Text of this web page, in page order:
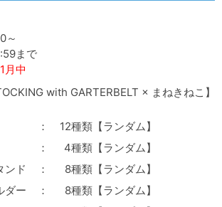
～
まで
月中
with GARTERBELT × まねきねこ】
：
12種類【ランダム】
：
4種類【ランダム】
ンド
：
8種類【ランダム】
ダー
：
8種類【ランダム】